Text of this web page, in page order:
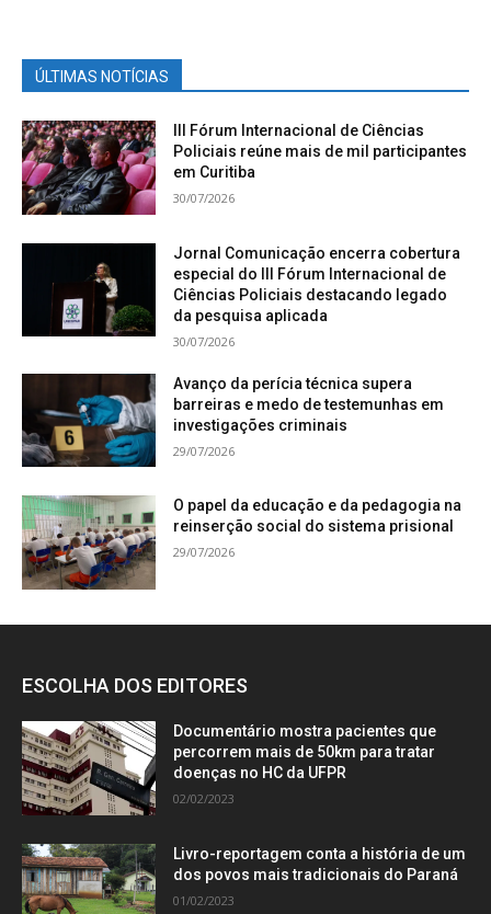
ÚLTIMAS NOTÍCIAS
III Fórum Internacional de Ciências
Policiais reúne mais de mil participantes
em Curitiba
30/07/2026
Jornal Comunicação encerra cobertura
especial do III Fórum Internacional de
Ciências Policiais destacando legado
da pesquisa aplicada
30/07/2026
Avanço da perícia técnica supera
barreiras e medo de testemunhas em
investigações criminais
29/07/2026
O papel da educação e da pedagogia na
reinserção social do sistema prisional
29/07/2026
ESCOLHA DOS EDITORES
Documentário mostra pacientes que
percorrem mais de 50km para tratar
doenças no HC da UFPR
02/02/2023
Livro-reportagem conta a história de um
dos povos mais tradicionais do Paraná
01/02/2023